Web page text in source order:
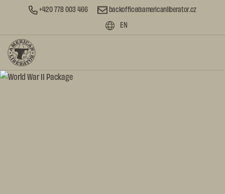
+420 778 003 466
backoffice@americanliberator.cz
EN